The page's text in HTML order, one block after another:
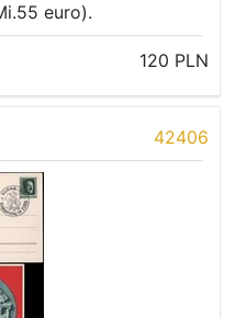
euro).
120 PLN
42406